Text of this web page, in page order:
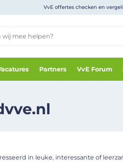
VvE offertes checken en
Partners VvE Forum
in leuke, interessante of